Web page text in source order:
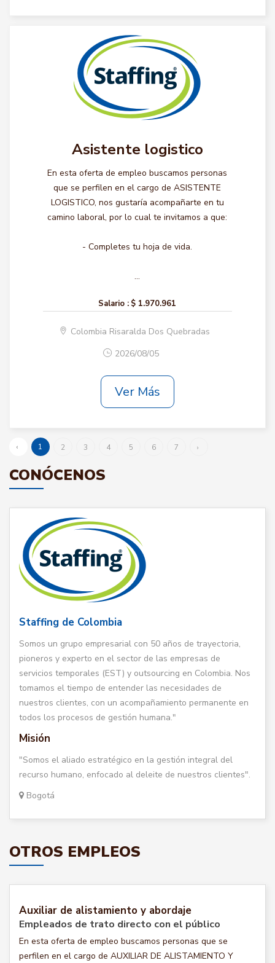
Asistente logistico
En esta oferta de empleo buscamos personas
que se perfilen en el cargo de ASISTENTE
LOGISTICO, nos gustaría acompañarte en tu
camino laboral, por lo cual te invitamos a que:
- Completes tu hoja de vida.
...
Salario : $ 1.970.961
Colombia Risaralda Dos Quebradas
2026/08/05
Ver Más
‹ 1 2 3 4 5 6 7 ›
CONÓCENOS
Staffing de Colombia
Somos un grupo empresarial con 50 años de trayectoria,
pioneros y experto en el sector de las empresas de
servicios temporales (EST) y outsourcing en Colombia. Nos
tomamos el tiempo de entender las necesidades de
nuestros clientes, con un acompañamiento permanente en
todos los procesos de gestión humana."
Misión
"Somos el aliado estratégico en la gestión integral del
recurso humano, enfocado al deleite de nuestros clientes".
Bogotá
OTROS EMPLEOS
Auxiliar de alistamiento y abordaje
Empleados de trato directo con el público
En esta oferta de empleo buscamos personas que se
perfilen en el cargo de AUXILIAR DE ALISTAMIENTO Y